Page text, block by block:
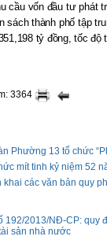
cầu vốn đầu tư phát
sách thành phố tập
tỷ đồng, tốc
3364
Phường 13 tổ chức
mít tinh kỷ niệm 52
khai các văn bản quy
192/2013/NĐ-CP: quy
sản nhà nước